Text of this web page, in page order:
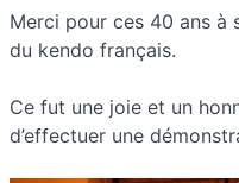
Merci pour ces 40 ans à
du kendo français.
Ce fut une joie et un
d’effectuer une